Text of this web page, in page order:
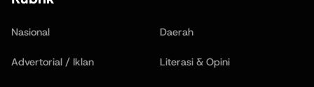
Nasional Daerah
Advertorial / Iklan Literasi & Opini